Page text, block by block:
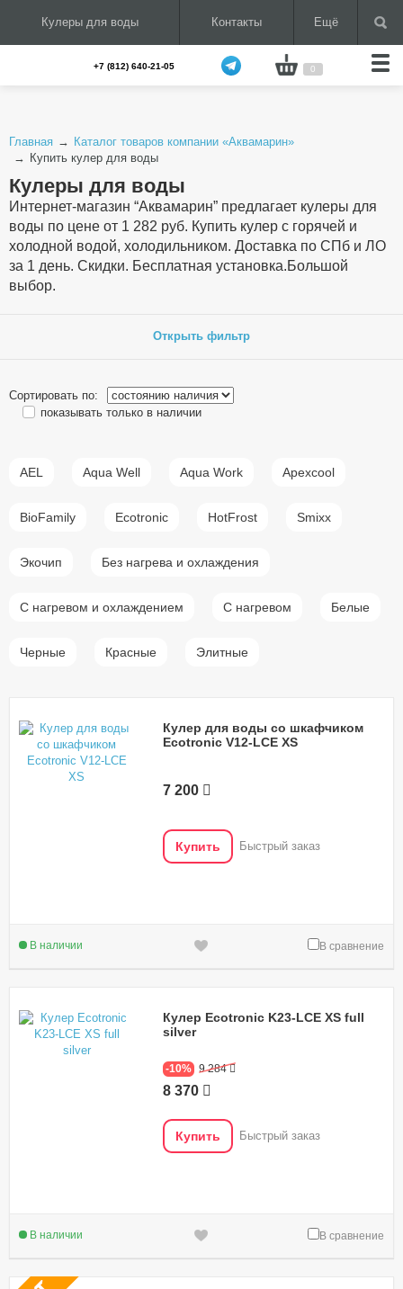
Кулеры для воды Контакты Ещё
+7 (812) 640-21-05 0
Главная
Каталог товаров компании «Аквамарин»
Купить кулер для воды
Кулеры для воды
Интернет-магазин “Аквамарин” предлагает кулеры для
воды по цене от 1 282 руб. Купить кулер с горячей и
холодной водой, холодильником. Доставка по СПб и ЛО
за 1 день. Скидки. Бесплатная установка.Большой
выбор.
Сортировать по:
показывать только в наличии
AEL Aqua Well Aqua Work Apexcool
BioFamily Ecotronic HotFrost Smixx
Экочип Без нагрева и охлаждения
С нагревом и охлаждением С нагревом Белые
Черные Красные Элитные
Кулер для воды со шкафчиком
Ecotronic V12-LCE XS
Купить
7 200
Быстрый заказ
В сравнение
В наличии
Кулер Ecotronic K23-LCE XS full
silver
Купить
-10% 9 284
8 370
Быстрый заказ
В сравнение
В наличии